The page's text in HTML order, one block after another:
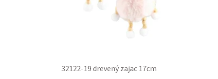
32122-19 drevený zajac 17cm